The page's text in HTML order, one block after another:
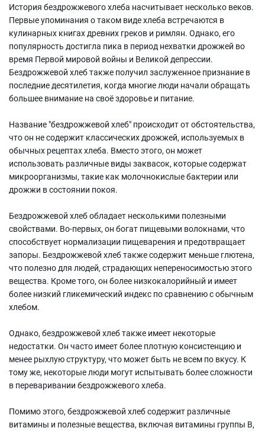
История бездрожжевого хлеба насчитывает несколько веков.
Первые упоминания о таком виде хлеба встречаются в
кулинарных книгах древних греков и римлян. Однако, его
популярность достигла пика в период нехватки дрожжей во
время Первой мировой войны и Великой депрессии.
Бездрожжевой хлеб также получил заслуженное признание в
последние десятилетия, когда многие люди начали обращать
большее внимание на своё здоровье и питание.
Название "бездрожжевой хлеб" происходит от обстоятельства,
что он не содержит классических дрожжей, используемых в
обычных рецептах хлеба. Вместо этого, он может
использовать различные виды заквасок, которые содержат
микроорганизмы, такие как молочнокислые бактерии или
дрожжи в состоянии покоя.
Бездрожжевой хлеб обладает несколькими полезными
свойствами. Во-первых, он богат пищевыми волокнами, что
способствует нормализации пищеварения и предотвращает
запоры. Бездрожжевой хлеб также содержит меньше глютена,
что полезно для людей, страдающих непереносимостью этого
вещества. Кроме того, он более низкокалорийный и имеет
более низкий гликемический индекс по сравнению с обычным
хлебом.
Однако, бездрожжевой хлеб также имеет некоторые
недостатки. Он часто имеет более плотную консистенцию и
менее рыхлую структуру, что может быть не всем по вкусу. К
тому же, некоторые люди могут испытывать более сложности
в переваривании бездрожжевого хлеба.
Помимо этого, бездрожжевой хлеб содержит различные
витамины и полезные вещества, включая витамины группы B,